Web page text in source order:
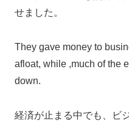
せました。
They gave money to
afloat, while ,much of the
down.
経済が止まる中でも、ビ